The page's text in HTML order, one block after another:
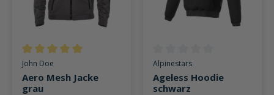
Durchschnittliche Bewertung von 5 von 5 Sternen
John Doe
Aero Mesh Jacke
grau
Durchschnittliche Bewertung
Alpinestars
Ageless Hoodie
schwarz